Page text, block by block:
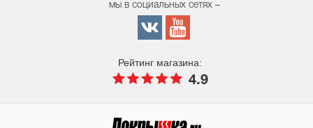
мы в социальных сетях –
Рейтинг магазина:
4.9